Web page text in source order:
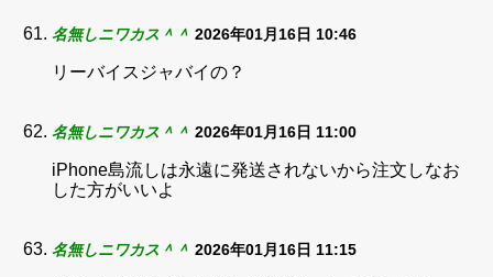
名無しニワカス＾＾ 2026年01月16日 10:46
リーバイスジャバイの？
名無しニワカス＾＾ 2026年01月16日 11:00
iPhone島流しは永遠に発送されないから注文しなお
した方がいいよ
名無しニワカス＾＾ 2026年01月16日 11:15